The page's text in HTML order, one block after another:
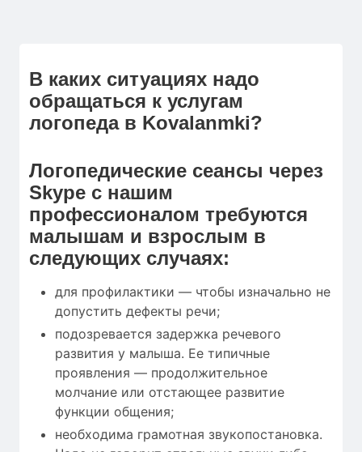
В каких ситуациях надо
обращаться к услугам
логопеда в Kovalanmki?
Логопедические сеансы через
Skype с нашим
профессионалом требуются
малышам и взрослым в
следующих случаях:
для профилактики — чтобы изначально не
допустить дефекты речи;
подозревается задержка речевого
развития у малыша. Ее типичные
проявления — продолжительное
молчание или отстающее развитие
функции общения;
необходима грамотная звукопостановка.